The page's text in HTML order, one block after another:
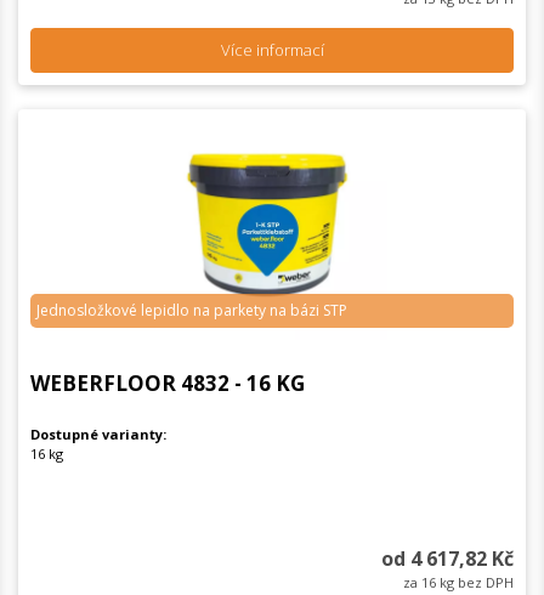
Více informací
Jednosložkové lepidlo na parkety na bázi STP
WEBERFLOOR 4832 - 16 KG
Dostupné varianty:
16 kg
od 4 617,82 Kč
za 16 kg bez DPH